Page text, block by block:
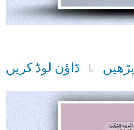
پڑھیں یا ڈاؤن لوڈ کریں